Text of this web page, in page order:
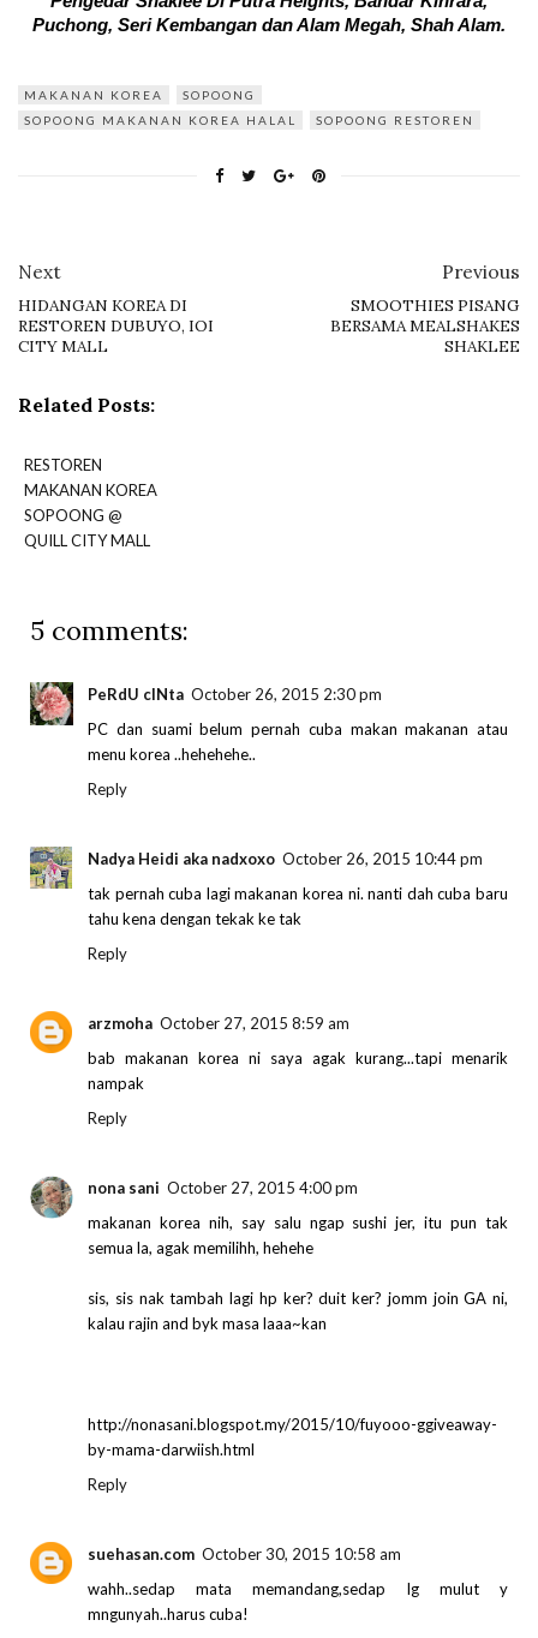
Puchong, Seri Kembangan dan Alam Megah, Shah Alam.
MAKANAN KOREA
SOPOONG
SOPOONG MAKANAN KOREA HALAL
SOPOONG RESTOREN
Next
HIDANGAN KOREA DI
RESTOREN DUBUYO, IOI
CITY MALL
Previous
SMOOTHIES PISANG
BERSAMA MEALSHAKES
SHAKLEE
Related Posts:
RESTOREN
MAKANAN KOREA
SOPOONG @
QUILL CITY MALL
5 comments:
PeRdU cINta October 26, 2015 2:30 pm
PC dan suami belum pernah cuba makan makanan atau
menu korea ..hehehehe..
Reply
Nadya Heidi aka nadxoxo October 26, 2015 10:44 pm
tak pernah cuba lagi makanan korea ni. nanti dah cuba baru
tahu kena dengan tekak ke tak
Reply
arzmoha October 27, 2015 8:59 am
bab makanan korea ni saya agak kurang...tapi menarik
nampak
Reply
nona sani October 27, 2015 4:00 pm
makanan korea nih, say salu ngap sushi jer, itu pun tak
semua la, agak memilihh, hehehe
sis, sis nak tambah lagi hp ker? duit ker? jomm join GA ni,
kalau rajin and byk masa laaa~kan
http://nonasani.blogspot.my/2015/10/fuyooo-ggiveaway-
by-mama-darwiish.html
Reply
suehasan.com October 30, 2015 10:58 am
wahh..sedap mata memandang,sedap lg mulut y
mngunyah..harus cuba!